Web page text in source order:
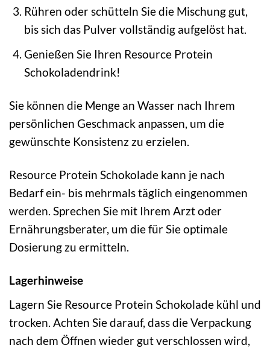
Rühren oder schütteln Sie die Mischung gut,
bis sich das Pulver vollständig aufgelöst hat.
Genießen Sie Ihren Resource Protein
Schokoladendrink!
Sie können die Menge an Wasser nach Ihrem
persönlichen Geschmack anpassen, um die
gewünschte Konsistenz zu erzielen.
Resource Protein Schokolade kann je nach
Bedarf ein- bis mehrmals täglich eingenommen
werden. Sprechen Sie mit Ihrem Arzt oder
Ernährungsberater, um die für Sie optimale
Dosierung zu ermitteln.
Lagerhinweise
Lagern Sie Resource Protein Schokolade kühl und
trocken. Achten Sie darauf, dass die Verpackung
nach dem Öffnen wieder gut verschlossen wird,